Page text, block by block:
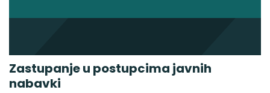
Zastupanje u postupcima javnih
nabavki